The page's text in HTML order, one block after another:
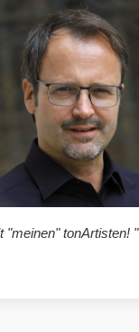
"meinen" tonArtisten! "